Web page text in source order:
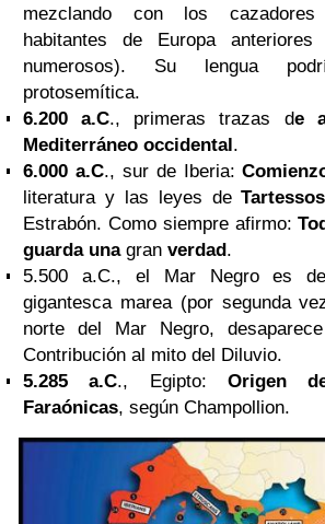
mezclando con los
habitantes de Europa
numerosos). Su lengua
protosemítica.
6.200 a.C., primeras trazas de
Mediterráneo occidental.
6.000 a.C., sur de Iberia:
literatura y las leyes deTartessos
Estrabón. Como siempre afirmo:
guarda unagran verdad.
5.500 a.C., el Mar Negro es
gigantesca marea (por segunda
norte del Mar Negro,
Contribución al mito del Diluvio.
5.285 a.C., Egipto:Origen
Faraónicas, según Champollion.